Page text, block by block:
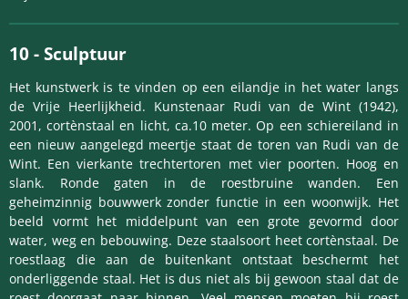
10-Sculptuur
Het kunstwerk is te vinden op een eilandje in het water langs
de Vrije Heerlijkheid. Kunstenaar Rudi van de Wint (1942),
2001, cortènstaal en licht, ca.10 meter. Op een schiereiland in
een nieuw aangelegd meertje staat de toren van Rudi van de
Wint. Een vierkante trechtertoren met vier poorten. Hoog en
slank. Ronde gaten in de roestbruine wanden. Een
geheimzinnig bouwwerk zonder functie in een woonwijk. Het
beeld vormt het middelpunt van een grote gevormd door
water, weg en bebouwing. Deze staalsoort heet cortènstaal. De
roestlaag die aan de buitenkant ontstaat beschermt het
onderliggende staal. Het is dus niet als bij gewoon staal dat de